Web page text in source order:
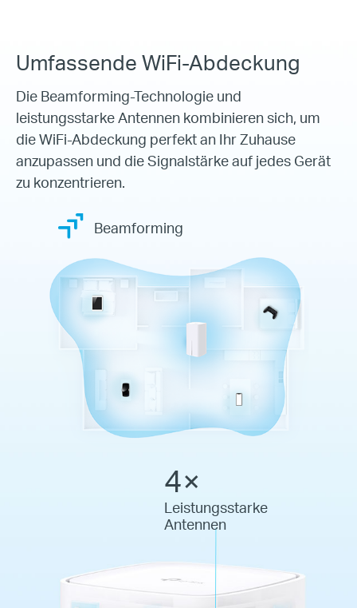
Umfassende WiFi-Abdeckung
Die Beamforming-Technologie und
leistungsstarkeAntennen kombinieren sich, um
die WiFi-Abdeckung perfekt an Ihr Zuhause
anzupassen und die Signalstärkeauf jedes Gerät
zu konzentrieren.
Beamforming
4×
Leistungsstarke
Antennen